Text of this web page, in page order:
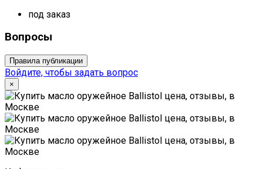
под заказ
Вопросы
Правила публикации
Войдите, чтобы задать вопрос
×